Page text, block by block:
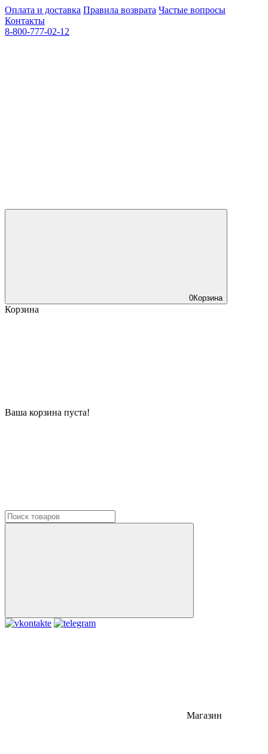
Оплата и доставка Правила возврата Частые вопросы
Контакты
8-800-777-02-12
0Корзина
Корзина
Ваша корзина пуста!
Магазин